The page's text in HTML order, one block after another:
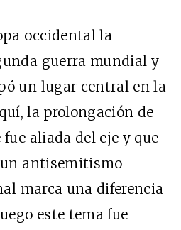
occidental la
guerra mundial y
un lugar central en la
la prolongación de
aliada del eje y que
antisemitismo
marca una diferencia
este tema fue